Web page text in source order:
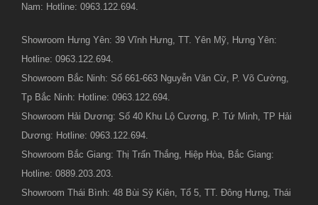
Nam: Hotline: 0963.122.694.
Showroom Hưng Yên: 39 Vĩnh Hưng, TT. Yên Mỹ, Hưng Yên:
Hotline: 0963.122.694.
Showroom Bắc Ninh: Số 661-663 Nguyễn Văn Cừ, P. Võ Cường,
Tp Bắc Ninh: Hotline: 0963.122.694.
Showroom Hải Dương: Số 40 Khu Lộ Cương, P. Tứ Minh, TP Hải
Dương: Hotline: 0963.122.694.
Showroom Bắc Giang: Thị Trấn Thắng, Hiệp Hòa, Bắc Giang:
Hotline: 0889.203.203.
Showroom Thái Bình: 48 Bùi Sỹ Kiên, Tổ 5, TT. Đông Hưng, Thái